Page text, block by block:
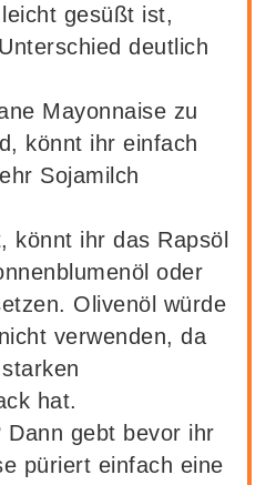
gesüßt ist,
deutlich
Mayonnaise zu
könnt ihr einfach
Sojamilch
könnt ihr das Rapsöl
oder
Olivenöl würde
verwenden, da
hat.
Dann gebt bevor ihr
püriert einfach eine